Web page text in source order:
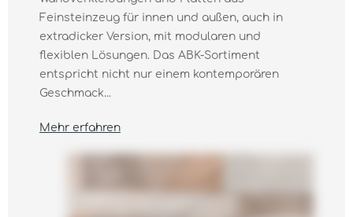
Feinsteinzeug für innen und außen, auch in
extradicker Version, mit modularen und
flexiblen Lösungen. Das ABK-Sortiment
entspricht nicht nur einem kontemporären
Geschmack...
Mehr erfahren